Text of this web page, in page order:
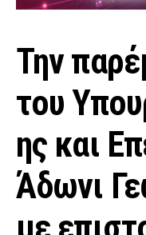
Την
του
ης και
Άδωνι